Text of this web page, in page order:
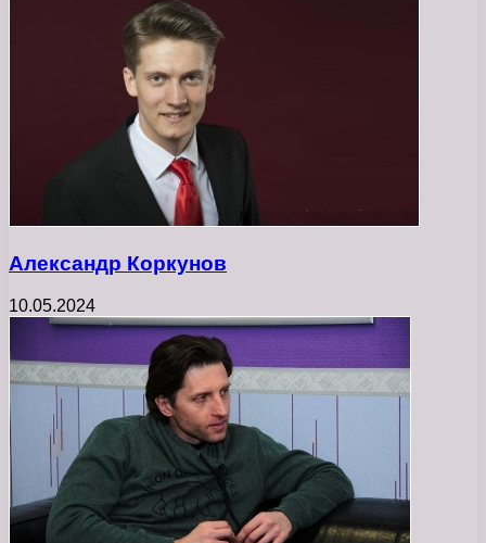
Александр Коркунов
10.05.2024